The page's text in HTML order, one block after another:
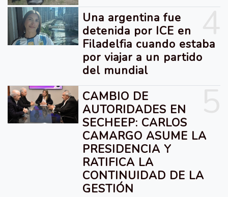
Una argentina fue
detenida por ICE en
Filadelfia cuando estaba
por viajar a un partido
del mundial
CAMBIO DE
AUTORIDADES EN
SECHEEP: CARLOS
CAMARGO ASUME LA
PRESIDENCIA Y
RATIFICA LA
CONTINUIDAD DE LA
GESTIÓN